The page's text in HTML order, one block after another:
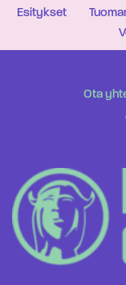
Esitykset
Ota